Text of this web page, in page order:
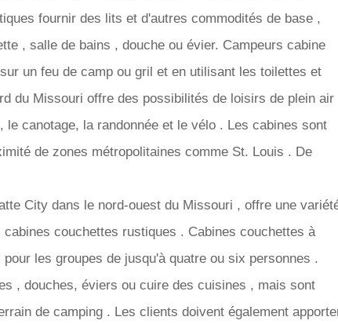
fournir des lits et d'autres commodités de base ,
, salle de bains , douche ou évier. Campeurs cabine
un feu de camp ou gril et en utilisant les toilettes et
du Missouri offre des possibilités de loisirs de plein air
le canotage, la randonnée et le vélo . Les cabines sont
de zones métropolitaines comme St. Louis . De
City dans le nord-ouest du Missouri , offre une
couchettes rustiques . Cabines couchettes à
les groupes de jusqu'à quatre ou six personnes .
, douches, éviers ou cuire des cuisines , mais sont
de camping . Les clients doivent également